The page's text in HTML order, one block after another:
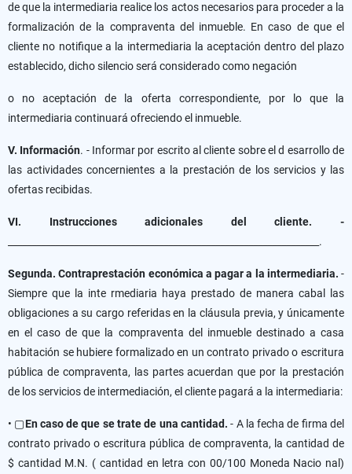
de que la intermediaria realice los actos necesarios para proceder a la
formalización de la compraventa del inmueble. En caso de que el
cliente no notifique a la intermediaria la aceptación dentro del plazo
establecido, dicho silencio será considerado como negación
o no aceptación de la oferta correspondiente, por lo que la
intermediaria continuará ofreciendo el inmueble.
V. Información. - Informar por escrito al cliente sobre el d esarrollo de
las actividades concernientes a la prestación de los servicios y las
ofertas recibidas.
VI. Instrucciones
adicionales del cliente. -
__________________________________________________________________.
Segunda. Contraprestación económica a pagar a la intermediaria. -
Siempre que la inte rmediaria haya prestado de manera cabal las
obligaciones a su cargo referidas en la cláusula previa, y únicamente
en el caso de que la compraventa del inmueble destinado a casa
habitación se hubiere formalizado en un contrato privado o escritura
pública de compraventa, las partes acuerdan que por la prestación
de los servicios de intermediación, el cliente pagará a la intermediaria:
• ▢En caso de que se trate de una cantidad. - A la fecha de firma del
contrato privado o escritura pública de compraventa, la cantidad de
$ cantidad M.N. ( cantidad en letra con 00/100 Moneda Nacio nal)